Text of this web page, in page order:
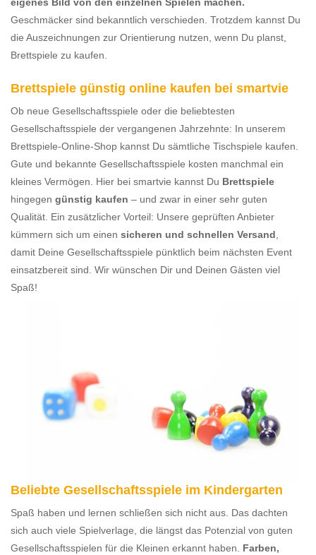
Geschmäcker sind bekanntlich verschieden. Trotzdem kannst Du
die Auszeichnungen zur Orientierung nutzen, wenn Du planst,
Brettspiele zu kaufen.
Brettspiele günstig online kaufen bei smartvie
Ob neue Gesellschaftsspiele oder die beliebtesten
Gesellschaftsspiele der vergangenen Jahrzehnte: In unserem
Brettspiele-Online-Shop kannst Du sämtliche Tischspiele kaufen.
Gute und bekannte Gesellschaftsspiele kosten manchmal ein
kleines Vermögen. Hier bei smartvie kannst Du Brettspiele
hingegen günstig kaufen – und zwar in einer sehr guten
Qualität. Ein zusätzlicher Vorteil: Unsere geprüften Anbieter
kümmern sich um einen sicheren und schnellen Versand
damit Deine Gesellschaftsspiele pünktlich beim nächsten Event
einsatzbereit sind. Wir wünschen Dir und Deinen Gästen viel
Spaß!
Beliebte Gesellschaftsspiele im Kindergarten
Spaß haben und lernen schließen sich nicht aus. Das dachten
sich auch viele Spielverlage, die längst das Potenzial von guten
Gesellschaftsspielen für die Kleinen erkannt haben. Farben,